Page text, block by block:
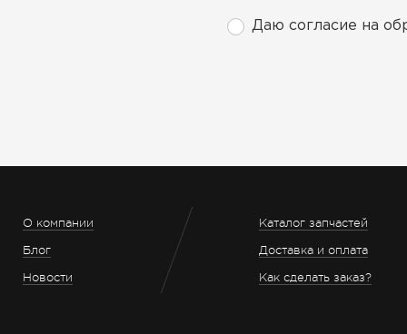
Даю согласие на
О компании
Блог
Новости
Каталог запчастей
Доставка и оплата
Как сделать заказ?